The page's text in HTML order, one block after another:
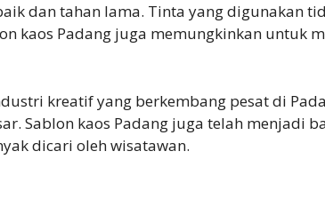
dan tahan lama. Tinta yang digunakan
kaos Padang juga memungkinkan untuk
kreatif yang berkembang pesat di
Sablon kaos Padang juga telah menjadi
dicari oleh wisatawan.